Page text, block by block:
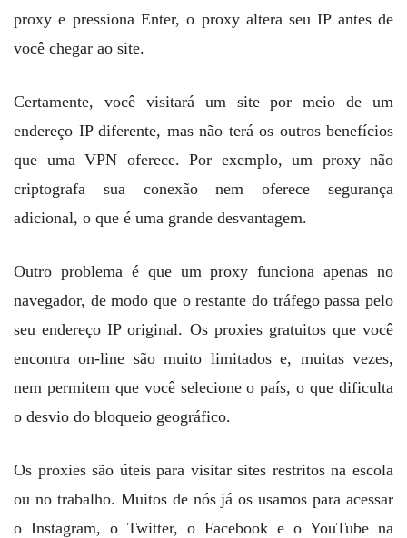
proxy e pressiona Enter, o proxy altera seu IP antes de
você chegar ao site.
Certamente, você visitará um site por meio de um
endereço IP diferente, mas não terá os outros benefícios
que uma VPN oferece. Por exemplo, um proxy não
criptografa sua conexão nem oferece segurança
adicional, o que é uma grande desvantagem.
Outro problema é que um proxy funciona apenas no
navegador, de modo que o restante do tráfego passa pelo
seu endereço IP original. Os proxies gratuitos que você
encontra on-line são muito limitados e, muitas vezes,
nem permitem que você selecione o país, o que dificulta
o desvio do bloqueio geográfico.
Os proxies são úteis para visitar sites restritos na escola
ou no trabalho. Muitos de nós já os usamos para acessar
o Instagram, o Twitter, o Facebook e o YouTube na